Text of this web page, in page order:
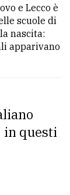
e Lecco è
scuole di
nascita:
apparivano
in questi